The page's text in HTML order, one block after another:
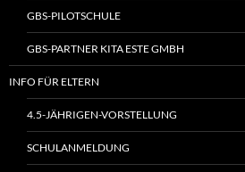
GBS-PILOTSCHULE
GBS-PARTNER KITA ESTE GMBH
INFO FÜR ELTERN
4.5-JÄHRIGEN-VORSTELLUNG
SCHULANMELDUNG